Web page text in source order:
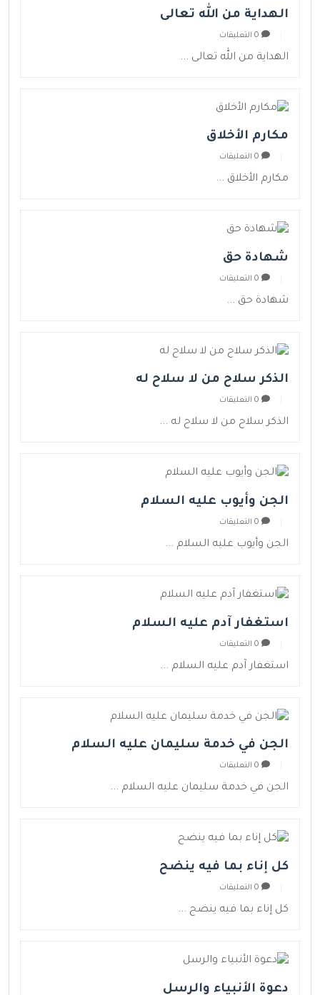
الهداية من الله تعالى
الهداية من الله تعالى ...
مكارم الأخلاق
مكارم الأخلاق ...
شهادة حق
شهادة حق ...
الذكر سلاح من لا سلاح له
الذكر سلاح من لا سلاح له ...
الجن وأيوب عليه السلام
الجن وأيوب عليه السلام ...
استغفار آدم عليه السلام
استغفار آدم عليه السلام ...
الجن في خدمة سليمان عليه السلام
الجن في خدمة سليمان عليه السلام ...
كل إناء بما فيه ينضح
كل إناء بما فيه ينضح ...
دعوة الأنبياء والرسل